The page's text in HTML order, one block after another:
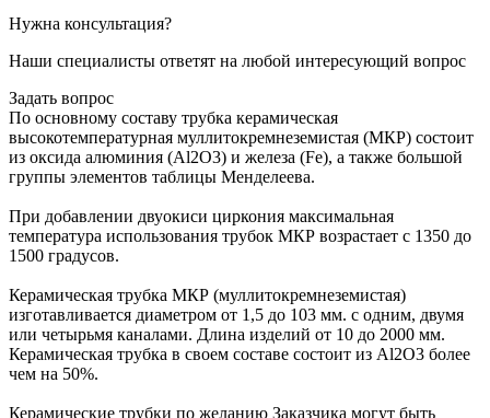
Нужна консультация?
Наши специалисты ответят на любой интересующий вопрос
Задать вопрос
По основному составу трубка керамическая
высокотемпературная муллитокремнеземистая (МКР) состоит
из оксида алюминия (Al2O3) и железа (Fe), а также большой
группы элементов таблицы Менделеева.
При добавлении двуокиси циркония максимальная
температура использования трубок МКР возрастает с 1350 до
1500 градусов.
Керамическая трубка МКР (муллитокремнеземистая)
изготавливается диаметром от 1,5 до 103 мм. с одним, двумя
или четырьмя каналами. Длина изделий от 10 до 2000 мм.
Керамическая трубка в своем составе состоит из Al2O3 более
чем на 50%.
Керамические трубки по желанию Заказчика могут быть